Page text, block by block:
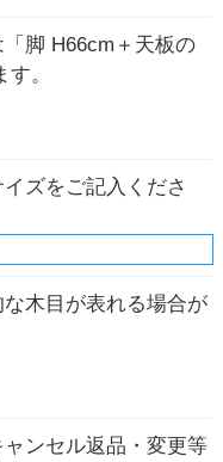
脚 H66cm＋天板の
。
ズをご記入くださ
木目が表れる場合が
ンセル返品・変更等